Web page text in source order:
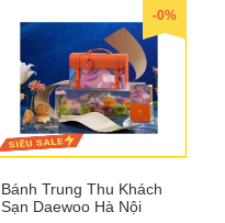
-0%
Bánh Trung Thu Khách
Sạn Daewoo Hà Nội